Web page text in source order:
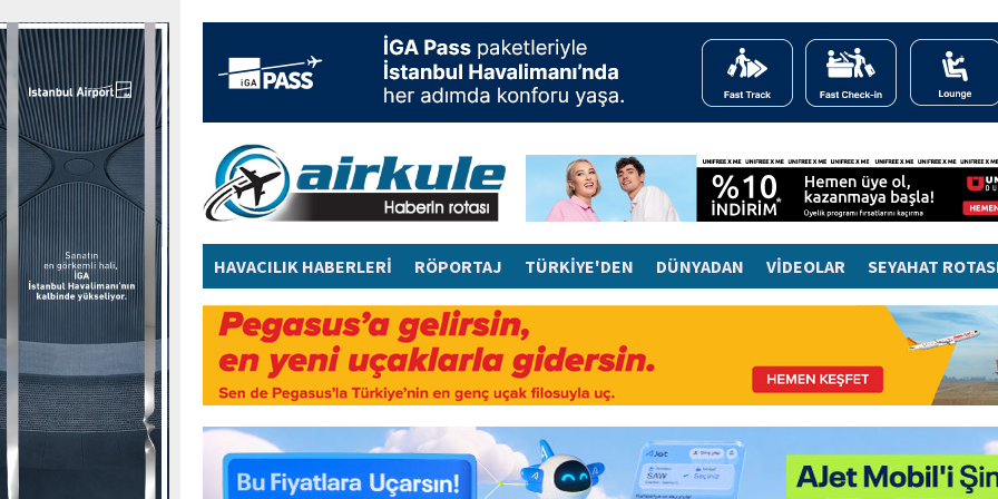
HAVACILIK HABERLERİ RÖPORTAJ TÜRKİYE'DEN DÜNYADAN VİDEOLAR SEYAHAT